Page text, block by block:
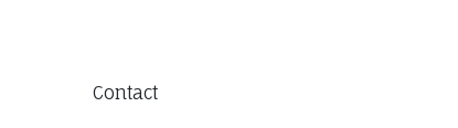
Contact